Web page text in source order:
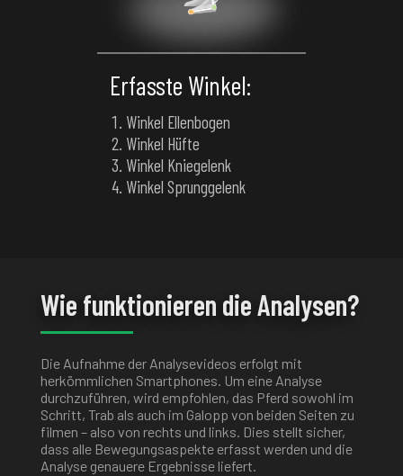
Erfasste Winkel:
Winkel Ellenbogen
Winkel Hüfte
Winkel Kniegelenk
Winkel Sprunggelenk
Wie funktionieren die Analysen?
Die Aufnahme der Analysevideos erfolgt mit
herkömmlichen Smartphones. Um eine Analyse
durchzuführen, wird empfohlen, das Pferd sowohl im
Schritt, Trab als auch im Galopp von beiden Seiten zu
filmen – also von rechts und links. Dies stellt sicher,
dass alle Bewegungsaspekte erfasst werden und die
Analyse genauere Ergebnisse liefert.